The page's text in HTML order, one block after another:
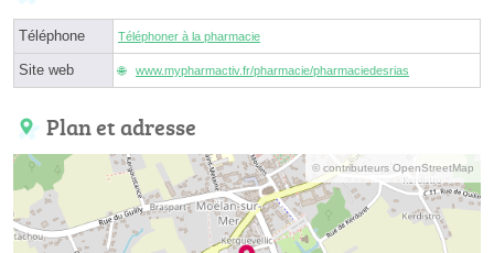
Téléphone Téléphoner à la pharmacie
Site web www.mypharmactiv.fr/pharmacie/pharmaciedesrias
Plan et adresse
© contributeurs OpenStreetMap